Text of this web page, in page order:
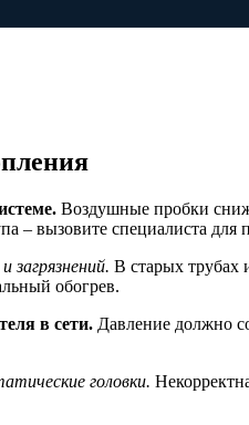
Воздушные пробки
– вызовите специалиста для
загрязнений. В старых трубах
обогрев.
в сети. Давление должно
головки.